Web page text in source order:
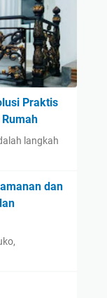
Praktis
langkah
dan